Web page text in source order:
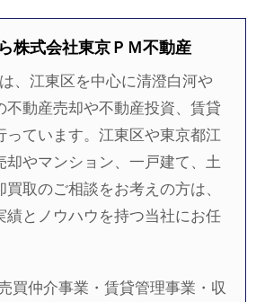
株式会社東京ＰＭ不動産
、江東区を中心に清澄白河や
不動産売却や不動産投資、賃貸
っています。江東区や東京都江
却やマンション、一戸建て、土
取のご相談をお考えの方は、
績とノウハウを持つ当社にお任
買仲介事業・賃貸管理事業・収